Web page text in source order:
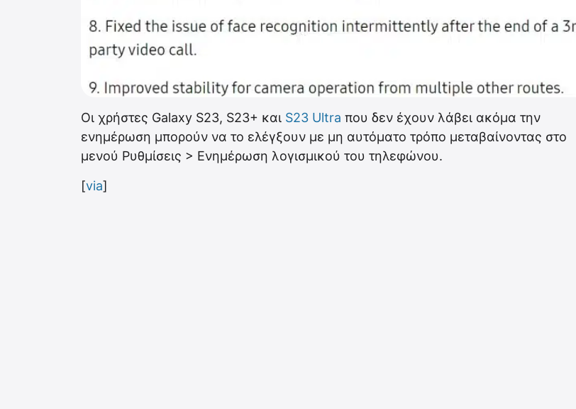
Οι χρήστες Galaxy S23, S23+ και S23 Ultra που δεν έχουν λάβει ακόμα την
ενημέρωση μπορούν να το ελέγξουν με μη αυτόματο τρόπο μεταβαίνοντας στο
μενού Ρυθμίσεις > Ενημέρωση λογισμικού του τηλεφώνου.
[via]